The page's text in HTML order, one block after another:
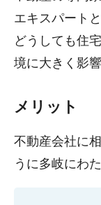
エキスパート
どうしても住
境に大きく影
メリット
不動産会社に
うに多岐にわ